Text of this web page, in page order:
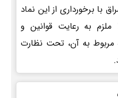
با برخورداری از این نماد
ملزم به رعایت قوانین و
مربوط به آن، تحت نظارت